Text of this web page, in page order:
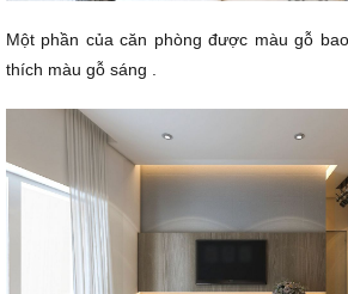
Một phần của căn phòng được màu gỗ
thích màu gỗ sáng .